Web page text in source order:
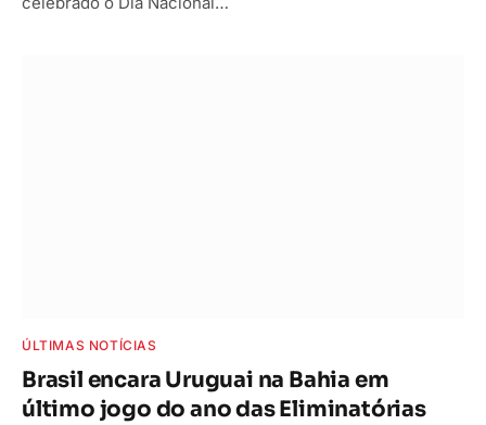
ÚLTIMAS NOTÍCIAS
Brasil encara Uruguai na Bahia em
último jogo do ano das Eliminatórias